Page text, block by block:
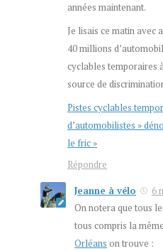
années maintenant.
Je lisais ce matin avec
40 millions
cyclables temporaires
source de
Pistes cyclables
d’automobilistes »
le fric »
Répondre
Jeanne à vélo
6
On notera que tous
tous compris la
Orléans on trouve :